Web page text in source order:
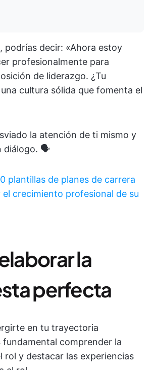
podrías decir: «Ahora estoy
profesionalmente para
de liderazgo. ¿Tu
cultura sólida que fomenta el
la atención de ti mismo y
diálogo. 🗣️
plantillas de planes de carrera
crecimiento profesional de su
la
perfecta
en tu trayectoria
fundamental comprender la
rol y destacar las experiencias